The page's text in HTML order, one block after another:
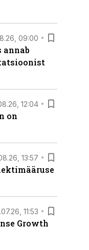
09:00
annab
12:04
on
13:57
11:53
Growth